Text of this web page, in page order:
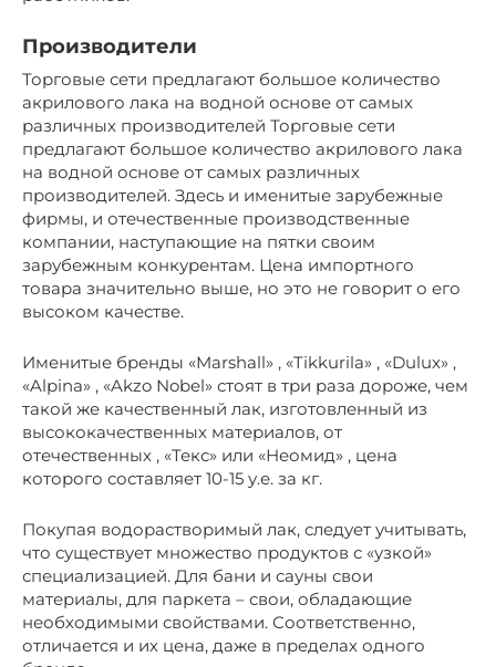
Производители
Торговые сети предлагают большое количество
акрилового лака на водной основе от самых
различных производителей Торговые сети
предлагают большое количество акрилового лака
на водной основе от самых различных
производителей. Здесь и именитые зарубежные
фирмы, и отечественные производственные
компании, наступающие на пятки своим
зарубежным конкурентам. Цена импортного
товара значительно выше, но это не говорит о его
высоком качестве.
Именитые бренды «Marshall» , «Tikkurila» , «Dulux» ,
«Alpina» , «Akzo Nobel» стоят в три раза дороже, чем
такой же качественный лак, изготовленный из
высококачественных материалов, от
отечественных , «Текс» или «Неомид» , цена
которого составляет 10-15 у.е. за кг.
Покупая водорастворимый лак, следует учитывать,
что существует множество продуктов с «узкой»
специализацией. Для бани и сауны свои
материалы, для паркета – свои, обладающие
необходимыми свойствами. Соответственно,
отличается и их цена, даже в пределах одного